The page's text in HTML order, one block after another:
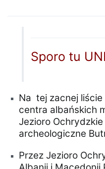
Sporo tu
Na tej zacnej
centra albańskich
Jezioro
archeologiczne
Przez Jezioro